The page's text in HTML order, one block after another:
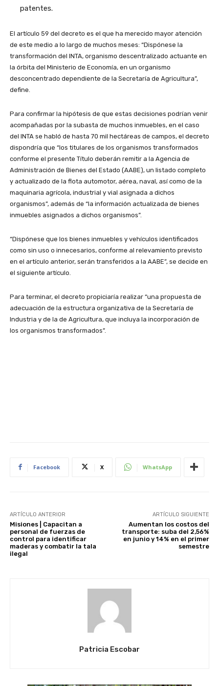
patentes.
El artículo 59 del decreto es el que ha merecido mayor atención
de este medio a lo largo de muchos meses: “Dispónese la
transformación del INTA, organismo descentralizado actuante en
la órbita del Ministerio de Economía, en un organismo
desconcentrado dependiente de la Secretaría de Agricultura”,
define.
Para confirmar la hipótesis de que estas decisiones podrían venir
acompañadas por la subasta de muchos inmuebles, en el caso
del INTA se habló de hasta 70 mil hectáreas de campos, el decreto
dispondría que “los titulares de los organismos transformados
conforme el presente Título deberán remitir a la Agencia de
Administración de Bienes del Estado (AABE), un listado completo
y actualizado de la flota automotor, aérea, naval, así como de la
maquinaria agrícola, industrial y vial asignada a dichos
organismos”, además de “la información actualizada de bienes
inmuebles asignados a dichos organismos”.
“Dispónese que los bienes inmuebles y vehículos identificados
como sin uso o innecesarios, conforme al relevamiento previsto
en el artículo anterior, serán transferidos a la AABE”, se decide en
el siguiente artículo.
Para terminar, el decreto propiciaría realizar “una propuesta de
adecuación de la estructura organizativa de la Secretaría de
Industria y de la de Agricultura, que incluya la incorporación de
los organismos transformados”.
Facebook X WhatsApp
ARTÍCULO ANTERIOR
Misiones | Capacitan a
personal de fuerzas de
control para identificar
maderas y combatir la tala
ilegal
ARTÍCULO SIGUIENTE
Aumentan los costos del
transporte: suba del 2,56%
en junio y 14% en el primer
semestre
Patricia Escobar